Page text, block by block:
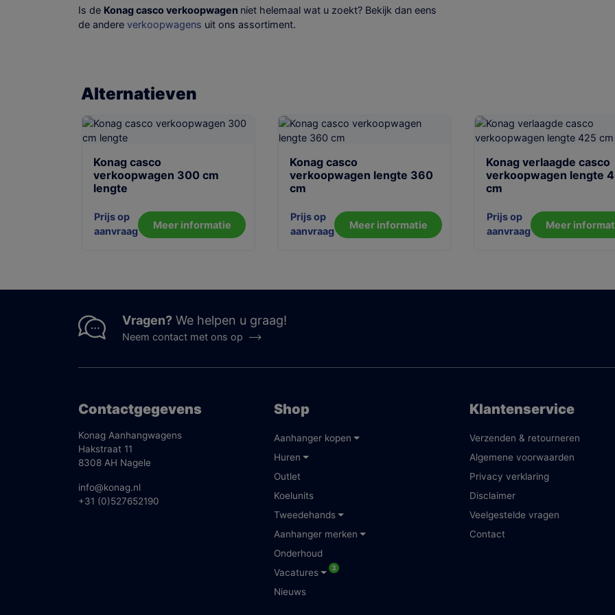
Is de Konag casco verkoopwagen niet helemaal wat u zoekt? Bekijk dan eens
de andere verkoopwagens uit ons assortiment.
Alternatieven
Konag casco
verkoopwagen 300 cm
lengte
Prijs op
aanvraag
Meer informatie
Konag casco
verkoopwagen lengte 360
cm
Prijs op
aanvraag
Meer informatie
Konag verlaagde casco
verkoopwagen lengte
cm
Prijs op
aanvraag
Meer
Vragen? We helpen u graag!
Neem contact met ons op
Contactgegevens
Konag Aanhangwagens
Hakstraat 11
8308 AH Nagele
info@konag.nl
+31 (0)527652190
Shop
Aanhanger kopen
Huren
Outlet
Koelunits
Tweedehands
Aanhanger merken
Onderhoud
Vacatures
3
Nieuws
Klantenservice
Verzenden & retourneren
Algemene voorwaarden
Privacy verklaring
Disclaimer
Veelgestelde vragen
Contact